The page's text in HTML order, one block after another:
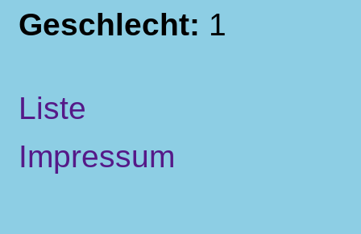
Geschlecht: 1
Liste
Impressum